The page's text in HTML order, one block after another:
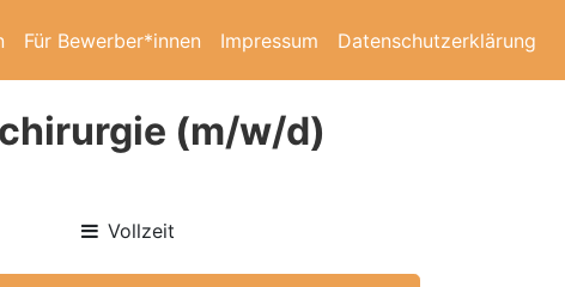
Für Bewerber*innen Impressum Datenschutzerklärung
(m/w/d)
Vollzeit